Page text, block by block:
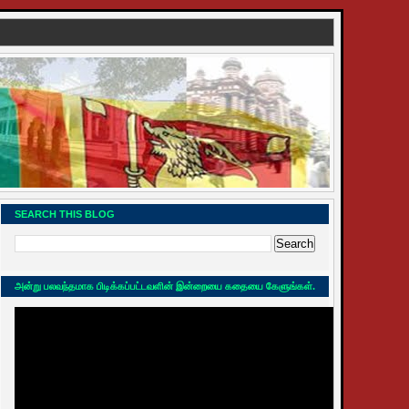
SEARCH THIS BLOG
அன்று பலவந்தமாக பிடிக்கப்பட்டவளின் இன்றையை கதையை கேளுங்கள்.